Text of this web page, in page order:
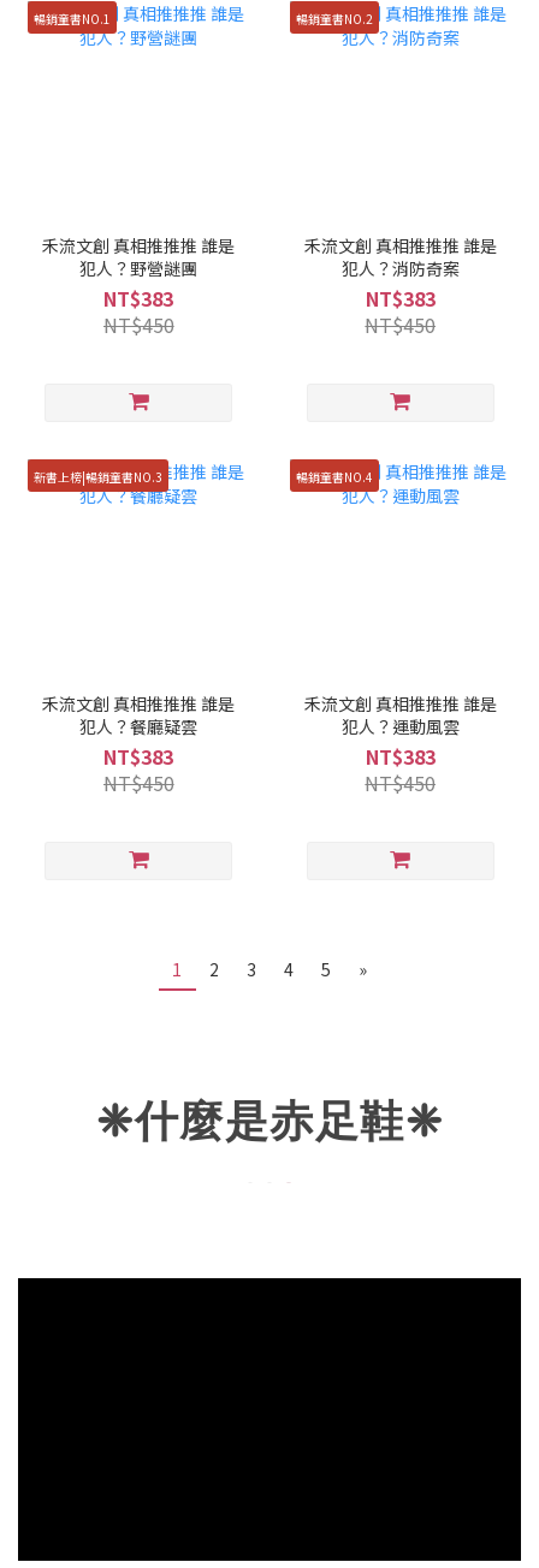
暢銷童書NO.1
禾流文創 真相推推推 誰是
犯人？野營謎團
NT$383
NT$450
暢銷童書NO.2
禾流文創 真相推推推 誰是
犯人？消防奇案
NT$383
NT$450
新書上榜|暢銷童書NO.3
禾流文創 真相推推推 誰是
犯人？餐廳疑雲
NT$383
NT$450
暢銷童書NO.4
禾流文創 真相推推推 誰是
犯人？運動風雲
NT$383
NT$450
1 2 3 4 5 »
❈什麼是赤足鞋❈